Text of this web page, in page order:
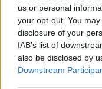
us or personal
your opt-out. You
disclosure of your
IAB’s list of
also be disclosed by
Downstream